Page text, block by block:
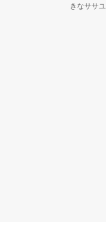
きなササユリ...